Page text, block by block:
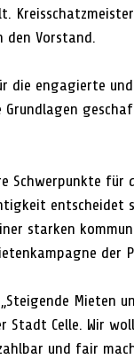
den Vorstand.
die engagierte
Schwerpunkte für
starken
der
Mieten
Stadt Celle. Wir
und fair